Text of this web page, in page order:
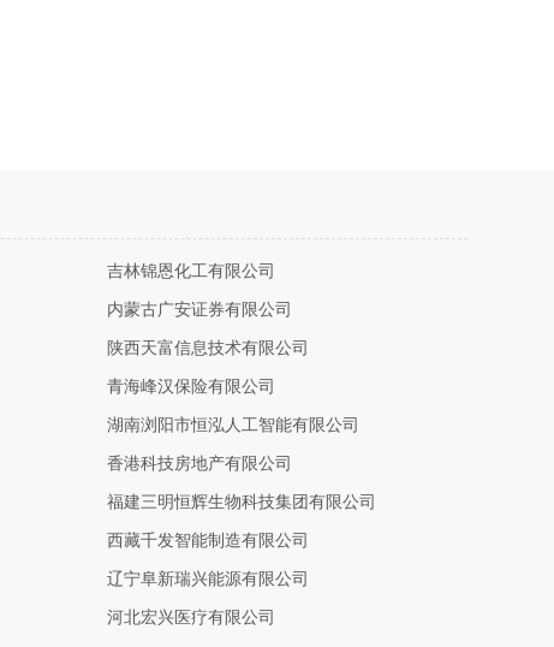
吉林锦恩化工有限公司
内蒙古广安证券有限公司
陕西天富信息技术有限公司
青海峰汉保险有限公司
湖南浏阳市恒泓人工智能有限公司
香港科技房地产有限公司
福建三明恒辉生物科技集团有限公司
西藏千发智能制造有限公司
辽宁阜新瑞兴能源有限公司
河北宏兴医疗有限公司